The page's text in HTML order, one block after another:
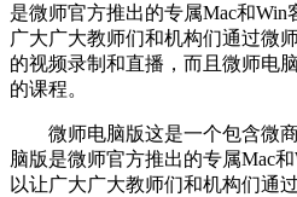
是微师官方推出的专属Mac和
广大广大教师们和机构们通过微
的视频录制和直播，而且微师电
的课程。
微师电脑版这是一个包含微
脑版是微师官方推出的专属Mac
以让广大广大教师们和机构们通